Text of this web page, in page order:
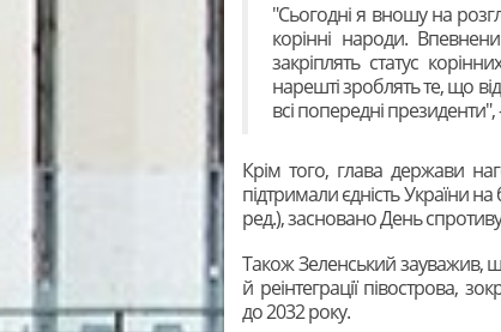
"Сьогодні я вношу на
корінні народи.
закріплять статус
нарешті зроблять те, що
всі попередні
Крім того, глава держави
підтримали єдність України
ред.), засновано День
Також Зеленський зауважив,
й реінтеграції півострова,
до 2032 року.